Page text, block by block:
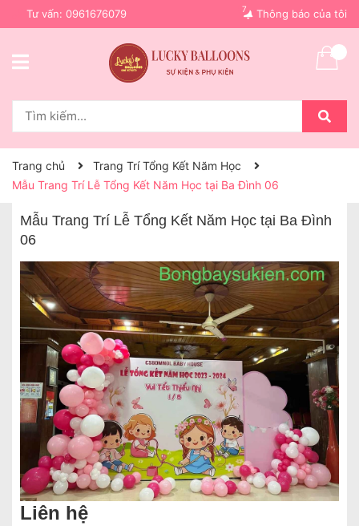
Tư vấn: 0961676079 Thông báo của tôi
7
Trang chủ
Trang Trí Tổng Kết Năm Học
Mẫu Trang Trí Lễ Tổng Kết Năm Học tại Ba Đình 06
Mẫu Trang Trí Lễ Tổng Kết Năm Học tại Ba Đình
06
Liên hệ